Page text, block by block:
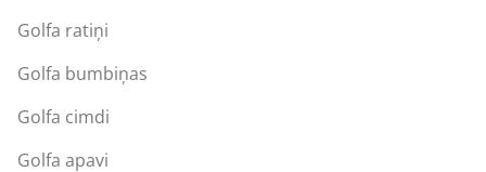
Golfa ratiņi
Golfa bumbiņas
Golfa cimdi
Golfa apavi